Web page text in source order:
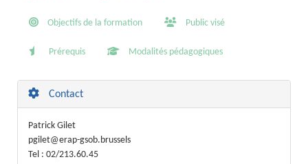
Objectifs de la formation Public visé
Prérequis Modalités pédagogiques
Contact
Patrick Gilet
pgilet@erap-gsob.brussels
Tel : 02/213.60.45